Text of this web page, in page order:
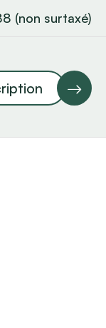
(non surtaxé)